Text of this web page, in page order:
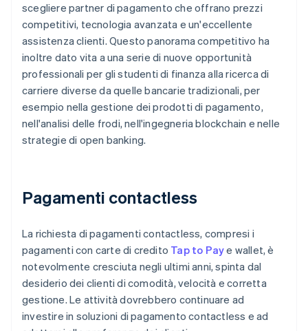
scegliere partner di pagamento che offrano prezzi
competitivi, tecnologia avanzata e un'eccellente
assistenza clienti. Questo panorama competitivo ha
inoltre dato vita a una serie di nuove opportunità
professionali per gli studenti di finanza alla ricerca di
carriere diverse da quelle bancarie tradizionali, per
esempio nella gestione dei prodotti di pagamento,
nell'analisi delle frodi, nell'ingegneria blockchain e nelle
strategie di open banking.
Pagamenti contactless
La richiesta di pagamenti contactless, compresi i
pagamenti con carte di credito Tap to Paye wallet, è
notevolmente cresciuta negli ultimi anni, spinta dal
desiderio dei clienti di comodità, velocità e corretta
gestione. Le attività dovrebbero continuare ad
investire in soluzioni di pagamento contactless e ad